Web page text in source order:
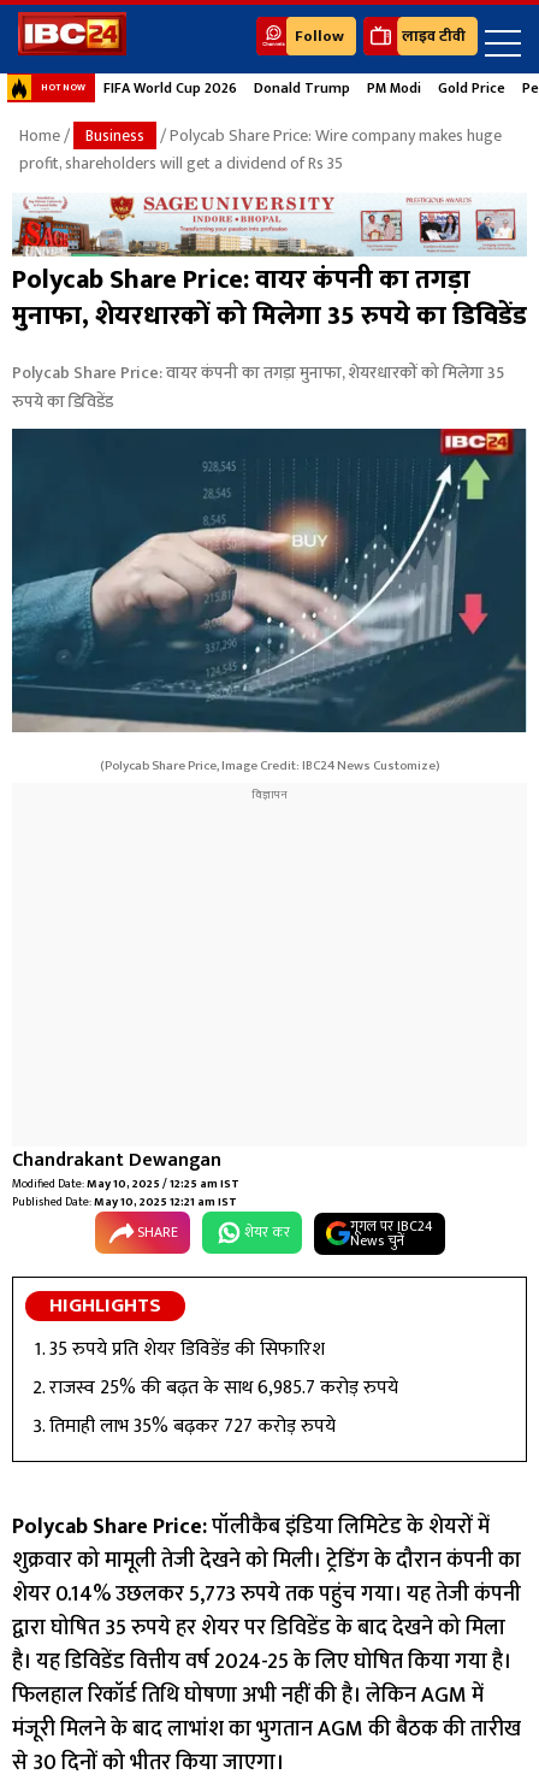
Follow लाइव टीवी
HOT NOW FIFA World Cup 2026 Donald Trump PM Modi Gold Price
Home/ Business
/ Polycab Share Price: Wire company makes huge
profit, shareholders will get a dividend of Rs 35
Polycab Share Price: वायर कंपनी का तगड़ा
मुनाफा, शेयरधारकों को मिलेगा 35 रुपये का डिविडेंड
Polycab Share Price: वायर कंपनी का तगड़ा मुनाफा, शेयरधारकों को मिलेगा 35
रुपये का डिविडेंड
(Polycab Share Price, Image Credit: IBC24 News Customize)
Chandrakant Dewangan
Modified Date:May 10, 2025 / 12:25 am IST
Published Date:May 10, 2025 12:21 am IST
SHARE शेयर कर गूगल पर IBC24
News चुनें
HIGHLIGHTS
35 रुपये प्रति शेयर डिविडेंड की सिफारिश
राजस्व 25% की बढ़त के साथ 6,985.7 करोड़ रुपये
तिमाही लाभ 35% बढ़कर 727 करोड़ रुपये
Polycab Share Price:पॉलीकैब इंडिया लिमिटेड के शेयरों में
शुक्रवार को मामूली तेजी देखने को मिली। ट्रेडिंग के दौरान कंपनी का
शेयर 0.14% उछलकर 5,773 रुपये तक पहुंच गया। यह तेजी कंपनी
द्वारा घोषित 35 रुपये हर शेयर पर डिविडेंड के बाद देखने को मिला
है। यह डिविडेंड वित्तीय वर्ष 2024-25 के लिए घोषित किया गया है।
फिलहाल रिकॉर्ड तिथि घोषणा अभी नहीं की है। लेकिन AGM में
मंजूरी मिलने के बाद लाभांश का भुगतान AGM की बैठक की तारीख
से 30 दिनों को भीतर किया जाएगा।